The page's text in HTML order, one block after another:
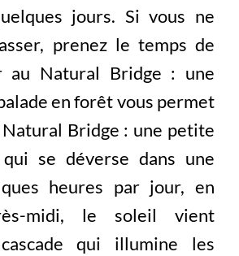
jours. Si vous ne
prenez le temps de
au Natural Bridge : une
en forêt vous permet
Natural Bridge : une petite
qui se déverse dans une
heures par jour, en
midi, le soleil vient
qui illumine les